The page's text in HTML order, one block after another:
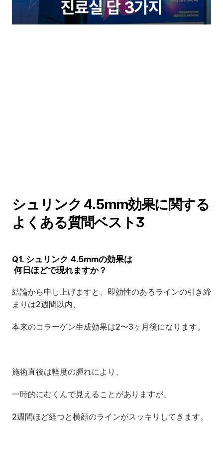
シュリンク 4.5mm効果に関する
よくある質問ベスト3
Q1. シュリンク 4.5mmの効果は
何日ほどで現れますか？
結論から申し上げますと、即効性のあるラインの引き締
まりは2週間以内、
本来のコラーゲン生成効果は2〜3ヶ月後になります。
施術直後は軽度の腫れにより、
一時的にむくんで見えることがありますが、
2週間ほど経つと横顔のラインがスッキリしてきます。